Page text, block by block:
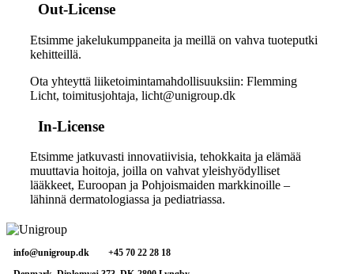
Out-License
Etsimme jakelukumppaneita ja meillä on vahva tuoteputki
kehitteillä.
Ota yhteyttä liiketoimintamahdollisuuksiin: Flemming
Licht, toimitusjohtaja, licht@unigroup.dk
In-License
Etsimme jatkuvasti innovatiivisia, tehokkaita ja elämää
muuttavia hoitoja, joilla on vahvat yleishyödylliset
lääkkeet, Euroopan ja Pohjoismaiden markkinoille –
lähinnä dermatologiassa ja pediatriassa.
info@unigroup.dk
+45 70 22 28 18